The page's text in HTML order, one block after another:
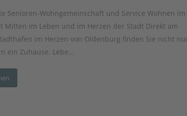
Senioren-Wohngemeinschaft und Service Wohnen im
Mitten im Leben und im Herzen der Stadt Direkt am
im Herzen von Oldenburg finden Sie nicht
ein Zuhause. Lebe...